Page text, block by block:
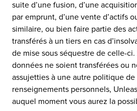
suite d’une fusion, d’une
par emprunt, d’une vente d’actifs
similaire, ou bien faire partie des
transférés à un tiers en cas
de mise sous séquestre de celle-
données ne soient transférées ou
assujetties à une autre politique
renseignements personnels,
auquel moment vous aurez la